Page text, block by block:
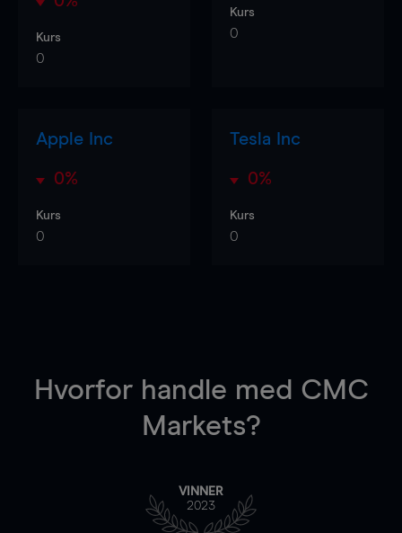
Kurs
0
Kurs
0
Apple Inc
0%
Kurs
0
Tesla Inc
0%
Kurs
0
Hvorfor handle med CMC
Markets?
VINNER
2023